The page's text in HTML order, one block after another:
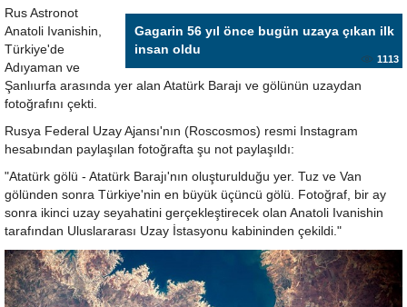
Gagarin 56 yıl önce bugün uzaya çıkan ilk
insan oldu
1113
Rus Astronot
Anatoli Ivanishin,
Türkiye'de
Adıyaman ve
Şanlıurfa arasında yer alan Atatürk Barajı ve gölünün uzaydan
fotoğrafını çekti.
Rusya Federal Uzay Ajansı'nın (Roscosmos) resmi Instagram
hesabından paylaşılan fotoğrafta şu not paylaşıldı:
"Atatürk gölü - Atatürk Barajı'nın oluşturulduğu yer. Tuz ve Van
gölünden sonra Türkiye'nin en büyük üçüncü gölü. Fotoğraf, bir ay
sonra ikinci uzay seyahatini gerçekleştirecek olan Anatoli Ivanishin
tarafından Uluslararası Uzay İstasyonu kabininden çekildi."